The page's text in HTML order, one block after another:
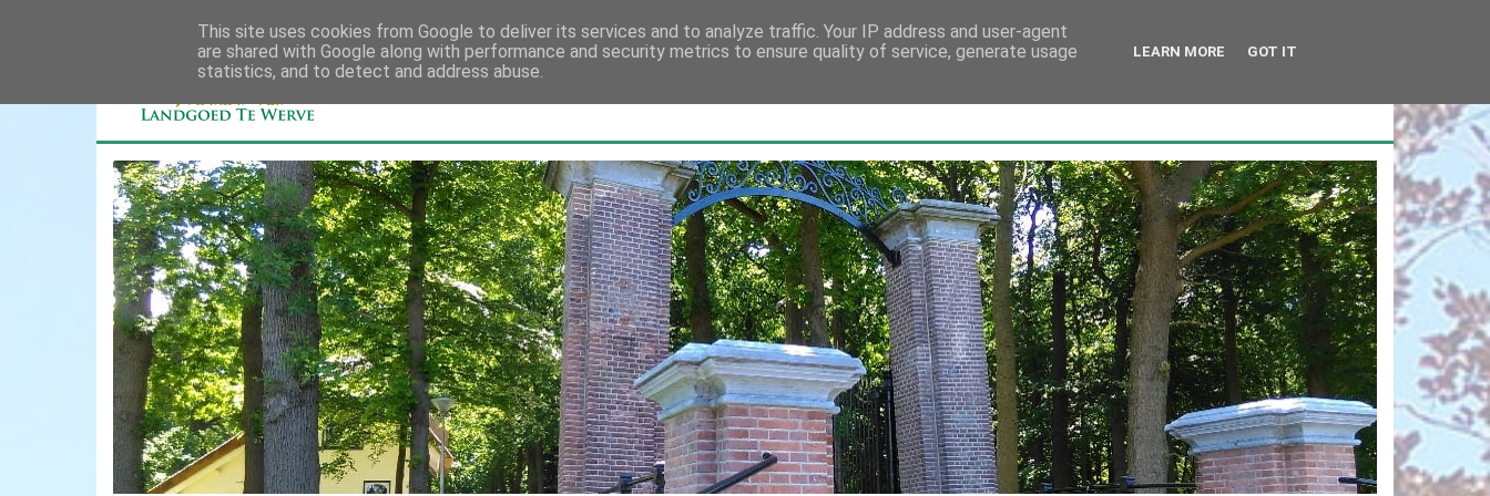
This site uses cookies from Google to deliver its services and to analyze traffic. Your IP address and user-agent
are shared with Google along with performance and security metrics to ensure quality of service, generate usage
statistics, and to detect and address abuse.
LEARN MORE GOT IT